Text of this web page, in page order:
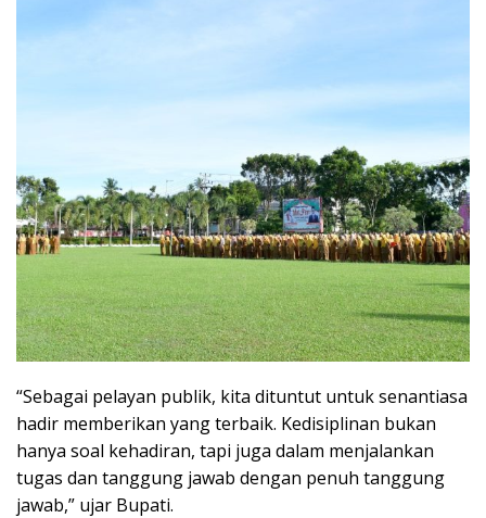
“Sebagai pelayan publik, kita dituntut untuk senantiasa
hadir memberikan yang terbaik. Kedisiplinan bukan
hanya soal kehadiran, tapi juga dalam menjalankan
tugas dan tanggung jawab dengan penuh tanggung
jawab,” ujar Bupati.